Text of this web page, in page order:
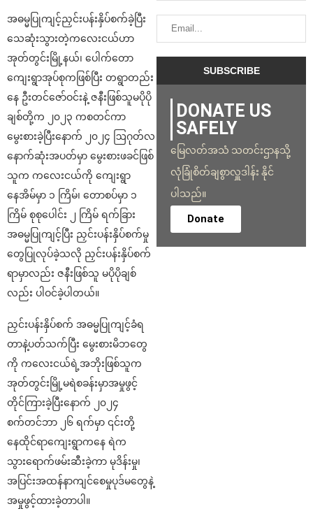
အဓမ္မပြုကျင့်ညှင်းပန်းနှိပ်စက်ခဲ့ပြီး
သေဆုံးသွားတဲ့ကလေးငယ်ဟာ
အုတ်တွင်းမြို့နယ်၊ ပေါက်တော
ကျေးရွာအုပ်စုကဖြစ်ပြီး တရွာတည်း
နေ ဦးတင်ဇော်ဝင်းနဲ့ ဇနီးဖြစ်သူမပိုပို
ချစ်တို့က ၂၀၂၃ ကစတင်ကာ
မွေးစားခဲ့ပြီးနောက် ၂၀၂၄ ဩဂုတ်လ
နောက်ဆုံးအပတ်မှာ မွေးစားဖခင်ဖြစ်
သူက ကလေးငယ်ကို ကျေးရွာ
နေအိမ်မှာ ၁ ကြိမ်၊ တောစပ်မှာ ၁
ကြိမ် စုစုပေါင်း ၂ ကြိမ် ရက်ခြား
အဓမ္မပြုကျင့်ပြီး ညှင်းပန်းနှိပ်စက်မှု
တွေပြုလုပ်ခဲ့သလို ညှင်းပန်းနှိပ်စက်
ရာမှာလည်း ဇနီးဖြစ်သူ မပိုပိုချစ်
လည်း ပါဝင်ခဲ့ပါတယ်။
ညှင်းပန်းနှိပ်စက် အဓမ္မပြုကျင့်ခံရ
တာနဲ့ပတ်သက်ပြီး မွေးစားမိဘတွေ
ကို ကလေးငယ်ရဲ့အဘိုးဖြစ်သူက
အုတ်တွင်းမြို့မရဲစခန်းမှာအမှုဖွင့်
တိုင်ကြားခဲ့ပြီးနောက် ၂၀၂၄
စက်တင်ဘာ ၂၆ ရက်မှာ ၎င်းတို့
နေထိုင်ရာကျေးရွာကနေ ရဲက
သွားရောက်ဖမ်းဆီးခဲ့ကာ မုဒိန်းမှု၊
အပြင်းအထန်နာကျင်စေမှုပုဒ်မတွေနဲ့
အမှုဖွင့်ထားခဲ့တာပါ။
DONATE US
SAFELY
မြေလတ်အသံ သတင်းဌာနသို့
လုံခြုံစိတ်ချစွာလှူဒါန်း နိုင်
ပါသည်။
Donate